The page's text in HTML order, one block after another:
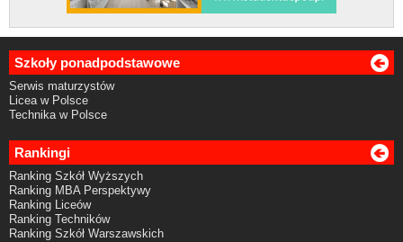
Szkoły ponadpodstawowe
Serwis maturzystów
Licea w Polsce
Technika w Polsce
Rankingi
Ranking Szkół Wyższych
Ranking MBA Perspektywy
Ranking Liceów
Ranking Techników
Ranking Szkół Warszawskich